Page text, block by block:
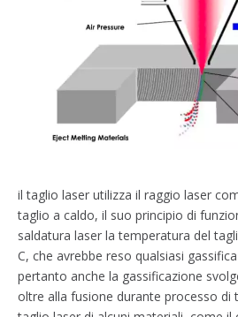
il taglio laser utilizza il raggio laser
taglio a caldo, il suo principio di
saldatura laser la temperatura del
C, che avrebbe reso qualsiasi
pertanto anche la gassificazione
oltre alla fusione durante processo di